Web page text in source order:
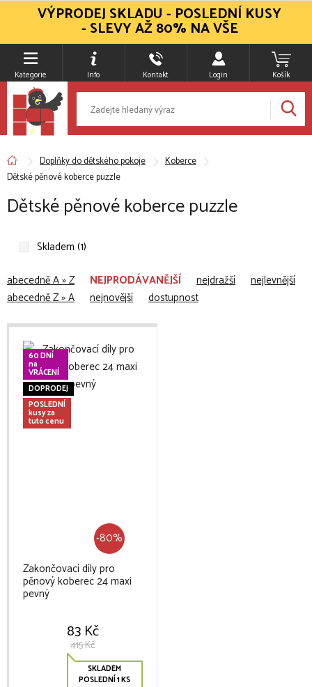
Kategorie Info Kontakt Login Košík
Doplňky do dětského pokoje
Koberce
Dětské pěnové koberce puzzle
Dětské pěnové koberce puzzle
Skladem (1)
abecedně A » Z
NEJPRODÁVANĚJŠÍ nejdražší
nejlevnější
abecedně Z » A
nejnovější dostupnost
60 DNÍ
na
VRÁCENÍ
DOPRODEJ
POSLEDNÍ
kusy za
tuto cenu
-80%
Zakončovací díly pro
pěnový koberec 24 maxi
pevný
83 Kč
415 Kč
SKLADEM
POSLEDNÍ 1 KS
VÝPRODEJ SKLADU - POSLEDNÍ KUSY
- SLEVY AŽ 80% NA VŠE